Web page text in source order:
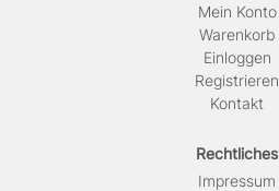
Mein Konto
Warenkorb
Einloggen
Registrieren
Kontakt
Rechtliches
Impressum